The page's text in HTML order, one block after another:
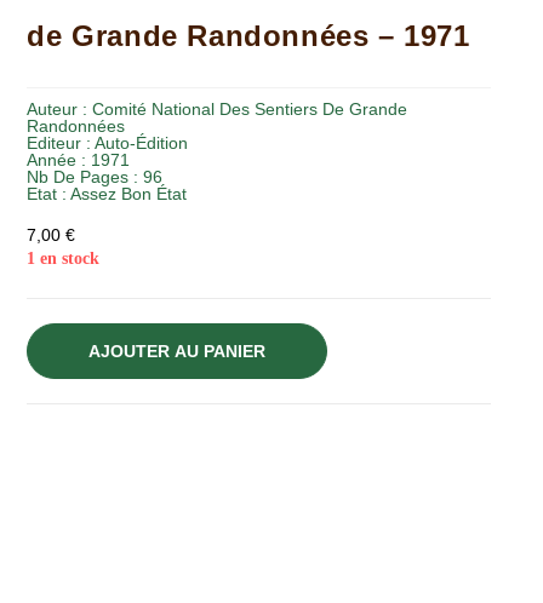
de Grande Randonnées – 1971
Auteur :Comité National Des Sentiers De Grande
Randonnées
Editeur :Auto-Édition
Année : 1971
Nb De Pages : 96
Etat :Assez Bon État
7,00€
1 en stock
AJOUTER AU PANIER